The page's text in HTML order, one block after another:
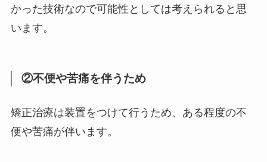
かった技術なので可能性としては考えられると思
います。
②不便や苦痛を伴うため
矯正治療は装置をつけて行うため、ある程度の不
便や苦痛が伴います。